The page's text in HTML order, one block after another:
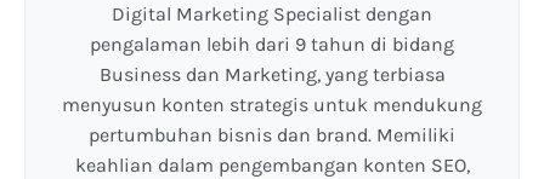
Digital Marketing Specialist dengan
pengalaman lebih dari 9 tahun di bidang
Business dan Marketing, yang terbiasa
menyusun konten strategis untuk mendukung
pertumbuhan bisnis dan brand. Memiliki
keahlian dalam pengembangan konten SEO,